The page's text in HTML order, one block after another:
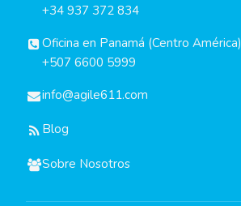
+34 937 372 834
Oficina en Panamá (Centro América)
+507 6600 5999
info@agile611.com
Blog
Sobre Nosotros